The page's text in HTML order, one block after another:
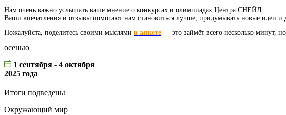
Нам очень важно услышать ваше мнение о конкурсах и олимпиадах Центра СНЕЙЛ.
Ваши впечатления и отзывы помогают нам становиться лучше, придумывать новые идеи и
Пожалуйста, поделитесь своими мыслями в анкете — это займёт всего несколько минут,
осенью
1 сентября - 4 октября
2025 года
Итоги подведены
Окружающий мир